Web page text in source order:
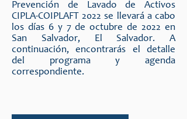
Prevención de Lavado de Activos
CIPLA-COIPLAFT 2022 se llevará a cabo
los días 6 y 7 de octubre de 2022 en
San Salvador, El Salvador. A
continuación, encontrarás el detalle
del programa y agenda
correspondiente.